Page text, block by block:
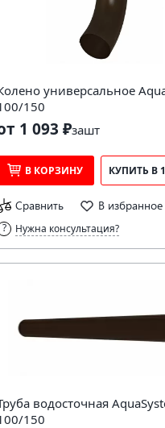
универсальное
150
1 093 ₽зашт
В КОРЗИНУ КУПИТЬ В
Сравнить В избранное
Нужна консультация?
водосточная
150